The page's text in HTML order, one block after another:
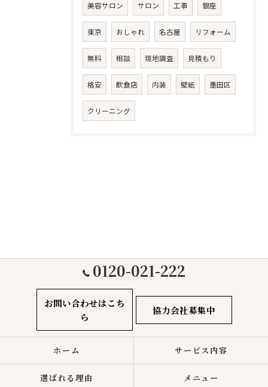
美容サロン サロン 工事 銀座
東京 おしゃれ 名古屋 リフォーム
無料 相談 現地調査 見積もり
格安 飲食店 内装 壁紙 墨田区
クリーニング
0120-021-222
お問い合わせはこち
ら
協力会社募集中
ホーム サービス内容
選ばれる理由 メニュー